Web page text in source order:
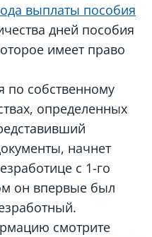
выплаты пособия
дней пособия
имеет право
по собственному
определенных
начнет
с 1-го
он впервые был
смотрите